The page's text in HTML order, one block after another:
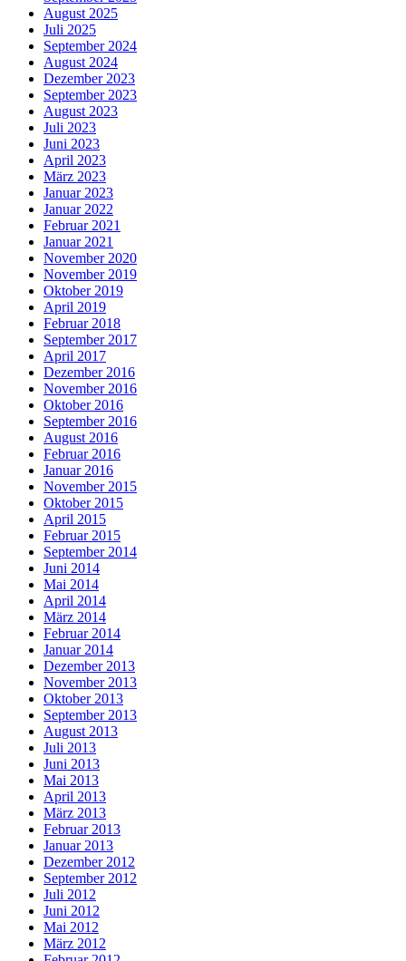
August 2025
Juli 2025
September 2024
August 2024
Dezember 2023
September 2023
August 2023
Juli 2023
Juni 2023
April 2023
März 2023
Januar 2023
Januar 2022
Februar 2021
Januar 2021
November 2020
November 2019
Oktober 2019
April 2019
Februar 2018
September 2017
April 2017
Dezember 2016
November 2016
Oktober 2016
September 2016
August 2016
Februar 2016
Januar 2016
November 2015
Oktober 2015
April 2015
Februar 2015
September 2014
Juni 2014
Mai 2014
April 2014
März 2014
Februar 2014
Januar 2014
Dezember 2013
November 2013
Oktober 2013
September 2013
August 2013
Juli 2013
Juni 2013
Mai 2013
April 2013
März 2013
Februar 2013
Januar 2013
Dezember 2012
September 2012
Juli 2012
Juni 2012
Mai 2012
März 2012